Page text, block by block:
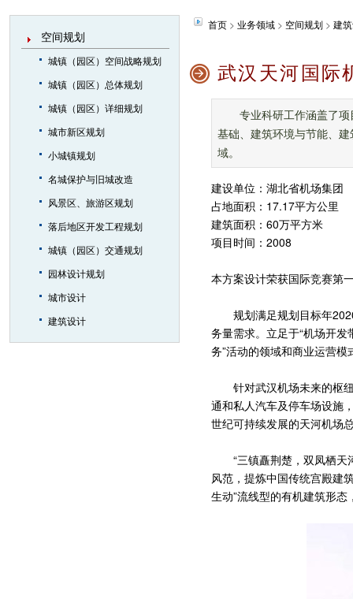
空间规划
城镇（园区）空间战略规划
城镇（园区）总体规划
城镇（园区）详细规划
城市新区规划
小城镇规划
名城保护与旧城改造
风景区、旅游区规划
落后地区开发工程规划
城镇（园区）交通规划
园林设计规划
城市设计
建筑设计
首页 > 业务领域 > 空间规划 > 建
武汉天河国际
专业科研工作涵盖了
基础、建筑环境与节能、
域。
建设单位：湖北省机场集团
占地面积：17.17平方公里
建筑面积：60万平方米
项目时间：2008
本方案设计荣获国际竞赛第
规划满足规划目标年2020
务量需求。立足于“机场开发
务”活动的领域和商业运营
针对武汉机场未来的枢纽
通和私人汽车及停车场设施
世纪可持续发展的天河机场
“三镇矗荆楚，双凤栖天
风范，提炼中国传统宫殿建
生动”流线型的有机建筑形